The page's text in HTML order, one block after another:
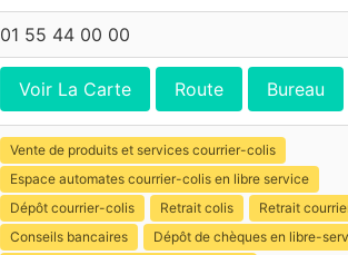
01 55 44 00 00
Voir La Carte Route Bureau
Vente de produits et services courrier-colis
Espace automates courrier-colis en libre service
Dépôt courrier-colis
Retrait colis
Retrait
Conseils bancaires
Dépôt de chèques en libre-